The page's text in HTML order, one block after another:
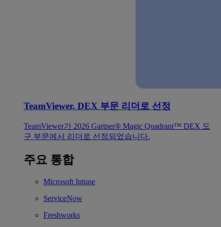
TeamViewer, DEX 부문 리더로 선정
TeamViewer가 2026 Gartner® Magic Quadrant™ DEX 도
구 부문에서 리더로 선정되었습니다.
주요 통합
Microsoft Intune
ServiceNow
Freshworks